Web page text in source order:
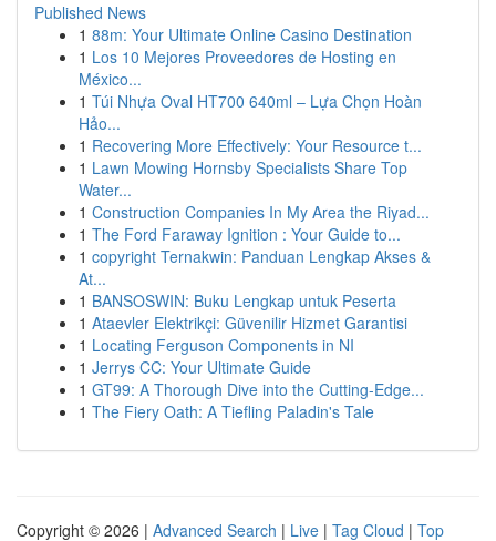
Published News
1 88m: Your Ultimate Online Casino Destination
1 Los 10 Mejores Proveedores de Hosting en
México...
1 Túi Nhựa Oval HT700 640ml – Lựa Chọn Hoàn
Hảo...
1 Recovering More Effectively: Your Resource t...
1 Lawn Mowing Hornsby Specialists Share Top
Water...
1 Construction Companies In My Area the Riyad...
1 The Ford Faraway Ignition : Your Guide to...
1 copyright Ternakwin: Panduan Lengkap Akses &
At...
1 BANSOSWIN: Buku Lengkap untuk Peserta
1 Ataevler Elektrikçi: Güvenilir Hizmet Garantisi
1 Locating Ferguson Components in NI
1 Jerrys CC: Your Ultimate Guide
1 GT99: A Thorough Dive into the Cutting-Edge...
1 The Fiery Oath: A Tiefling Paladin's Tale
Copyright © 2026 | Advanced Search | Live | Tag Cloud | Top